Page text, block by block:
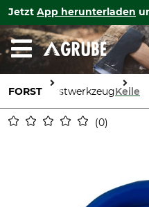
Jetzt App herunterladen
FORST ForstwerkzeugKeile
0